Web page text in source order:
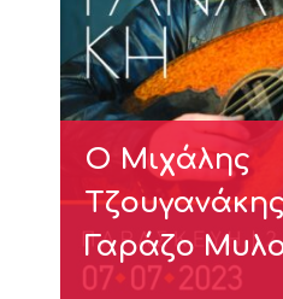
Ο Μιχάλης
Γαράζο